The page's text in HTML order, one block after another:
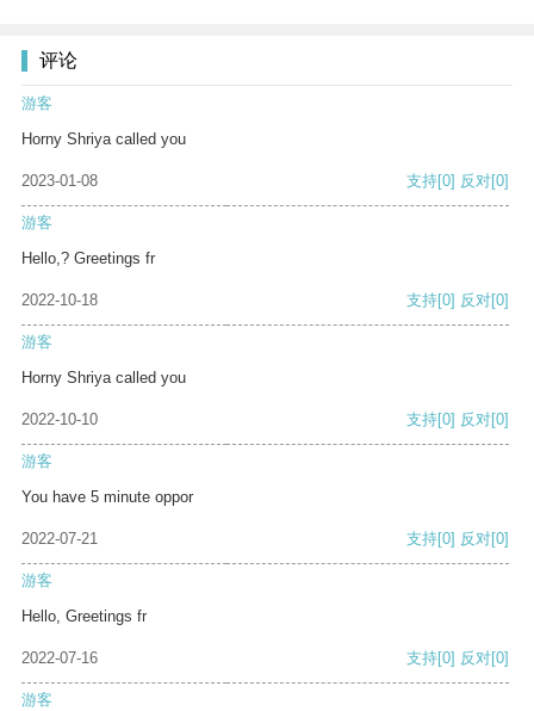
评论
游客
Horny Shriya called you
2023-01-08 支持[0] 反对[0]
游客
Hello,? Greetings fr
2022-10-18 支持[0] 反对[0]
游客
Horny Shriya called you
2022-10-10 支持[0] 反对[0]
游客
You have 5 minute oppor
2022-07-21 支持[0] 反对[0]
游客
Hello, Greetings fr
2022-07-16 支持[0] 反对[0]
游客